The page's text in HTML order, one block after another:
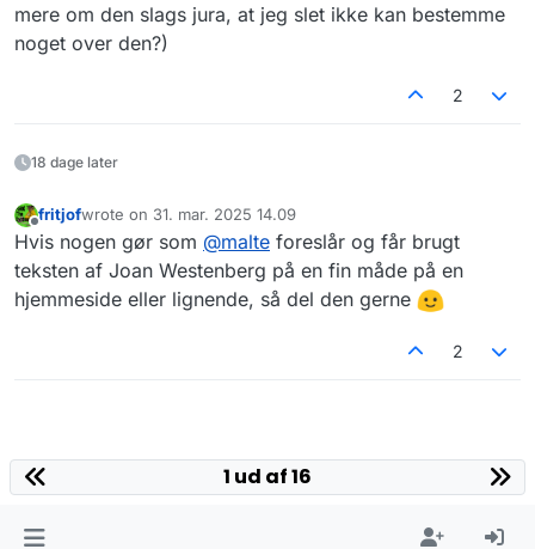
mere om den slags jura, at jeg slet ikke kan bestemme
noget over den?)
2
18 dage later
Offline
fritjofwrote on 31. mar. 2025 14.09
sidst redigeret af
Hvis nogen gør som @malte foreslår og får brugt
teksten af Joan Westenberg på en fin måde på en
hjemmeside eller lignende, så del den gerne
2
1 ud af 16